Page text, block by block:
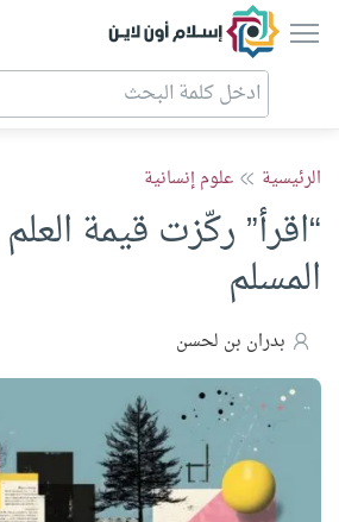
إسلام أون لاين
الرئيسية علوم إنسانية
“اقرأ” ركّزت قيمة
المسلم
بدران بن لحسن